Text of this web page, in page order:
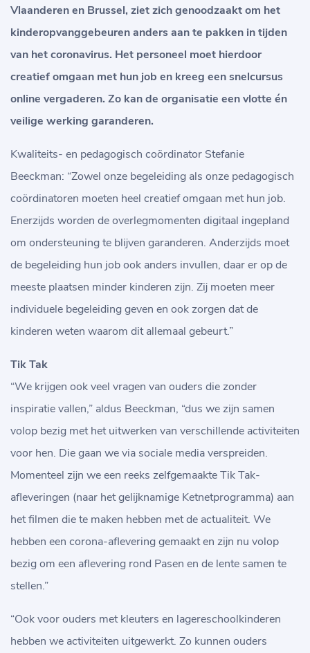
Vlaanderen en Brussel, ziet zich genoodzaakt om het
kinderopvanggebeuren anders aan te pakken in tijden
van het coronavirus. Het personeel moet hierdoor
creatief omgaan met hun job en kreeg een snelcursus
online vergaderen. Zo kan de organisatie een vlotte én
veilige werking garanderen.
Kwaliteits- en pedagogisch coördinator Stefanie
Beeckman: “Zowel onze begeleiding als onze pedagogisch
coördinatoren moeten heel creatief omgaan met hun job.
Enerzijds worden de overlegmomenten digitaal ingepland
om ondersteuning te blijven garanderen. Anderzijds moet
de begeleiding hun job ook anders invullen, daar er op de
meeste plaatsen minder kinderen zijn. Zij moeten meer
individuele begeleiding geven en ook zorgen dat de
kinderen weten waarom dit allemaal gebeurt.”
Tik Tak
“We krijgen ook veel vragen van ouders die zonder
inspiratie vallen,” aldus Beeckman, “dus we zijn samen
volop bezig met het uitwerken van verschillende activiteiten
voor hen. Die gaan we via sociale media verspreiden.
Momenteel zijn we een reeks zelfgemaakte Tik Tak-
afleveringen (naar het gelijknamige Ketnetprogramma) aan
het filmen die te maken hebben met de actualiteit. We
hebben een corona-aflevering gemaakt en zijn nu volop
bezig om een aflevering rond Pasen en de lente samen te
stellen.”
“Ook voor ouders met kleuters en lagereschoolkinderen
hebben we activiteiten uitgewerkt. Zo kunnen ouders